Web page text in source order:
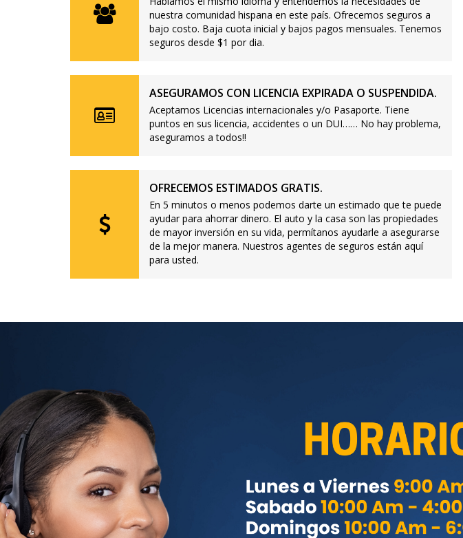
nuestra comunidad hispana en este país. Ofrecemos seguros a
bajo costo. Baja cuota inicial y bajos pagos mensuales. Tenemos
seguros desde $1 por dia.
ASEGURAMOS CON LICENCIA EXPIRADA O SUSPENDIDA.
Aceptamos Licencias internacionales y/o Pasaporte. Tiene
puntos en sus licencia, accidentes o un DUI…… No hay problema,
aseguramos a todos!!
OFRECEMOS ESTIMADOS GRATIS.
En 5 minutos o menos podemos darte un estimado que te puede
ayudar para ahorrar dinero. El auto y la casa son las propiedades
de mayor inversión en su vida, permítanos ayudarle a asegurarse
de la mejor manera. Nuestros agentes de seguros están aquí
para usted.